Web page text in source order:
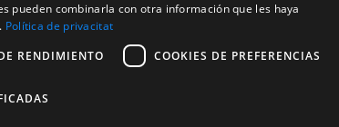
pueden combinarla con otra información que les haya
Política de privacitat
RENDIMIENTO COOKIES DE PREFERENCIAS